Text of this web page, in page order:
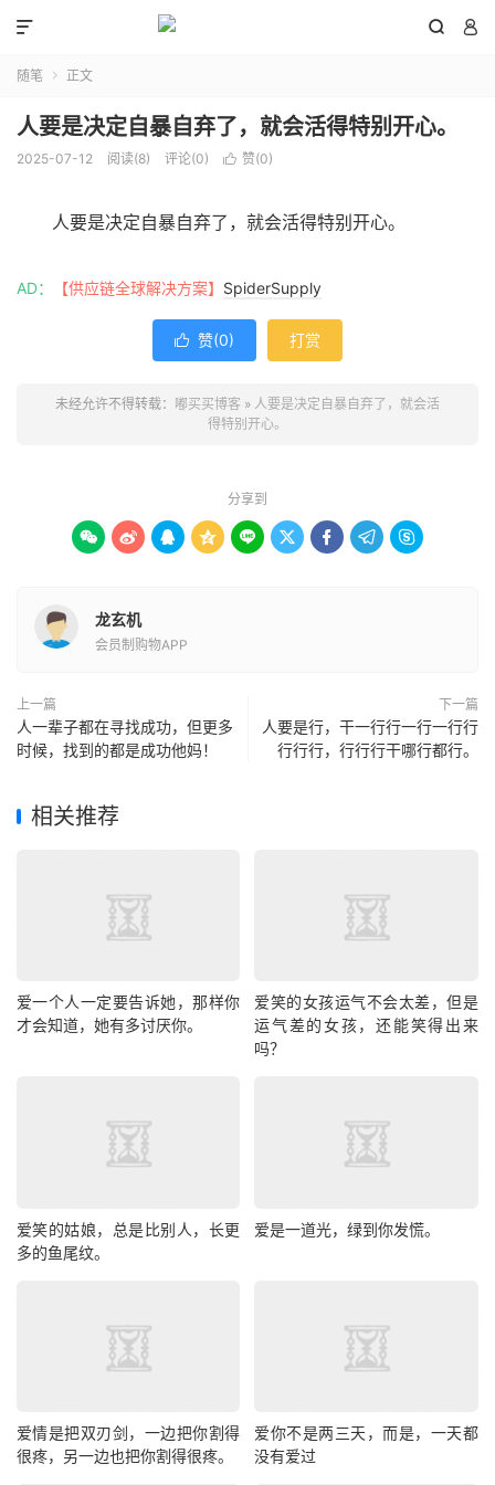
 

随笔  正文
人要是决定自暴自弃了，就会活得特别开心。
2025-07-12 阅读(8) 评论(0)  赞(0)
人要是决定自暴自弃了，就会活得特别开心。
AD： 【供应链全球解决方案】 SpiderSupply
 赞(0) 打赏
未经允许不得转载： 嘟买买博客 » 人要是决定自暴自弃了，就会活
得特别开心。
分享到
        
龙玄机
会员制购物APP
上一篇
人一辈子都在寻找成功，但更多
时候，找到的都是成功他妈！
下一篇
人要是行，干一行行一行一行行
行行行，行行行干哪行都行。
相关推荐
爱一个人一定要告诉她，那样你
才会知道，她有多讨厌你。
爱笑的女孩运气不会太差，但是
运气差的女孩，还能笑得出来
吗？
爱笑的姑娘，总是比别人，长更
多的鱼尾纹。
爱是一道光，绿到你发慌。
爱情是把双刃剑，一边把你割得
很疼，另一边也把你割得很疼。
爱你不是两三天，而是，一天都
没有爱过